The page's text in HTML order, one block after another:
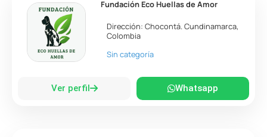
Fundación Eco Huellas de Amor
Dirección:Chocontá.Cundinamarca,
Colombia
Sin categoría
Ver perfil Whatsapp